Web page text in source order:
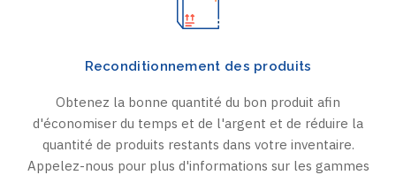
Reconditionnement des produits
Obtenez la bonne quantité du bon produit afin
d'économiser du temps et de l'argent et de réduire la
quantité de produits restants dans votre inventaire.
Appelez-nous pour plus d'informations sur les gammes